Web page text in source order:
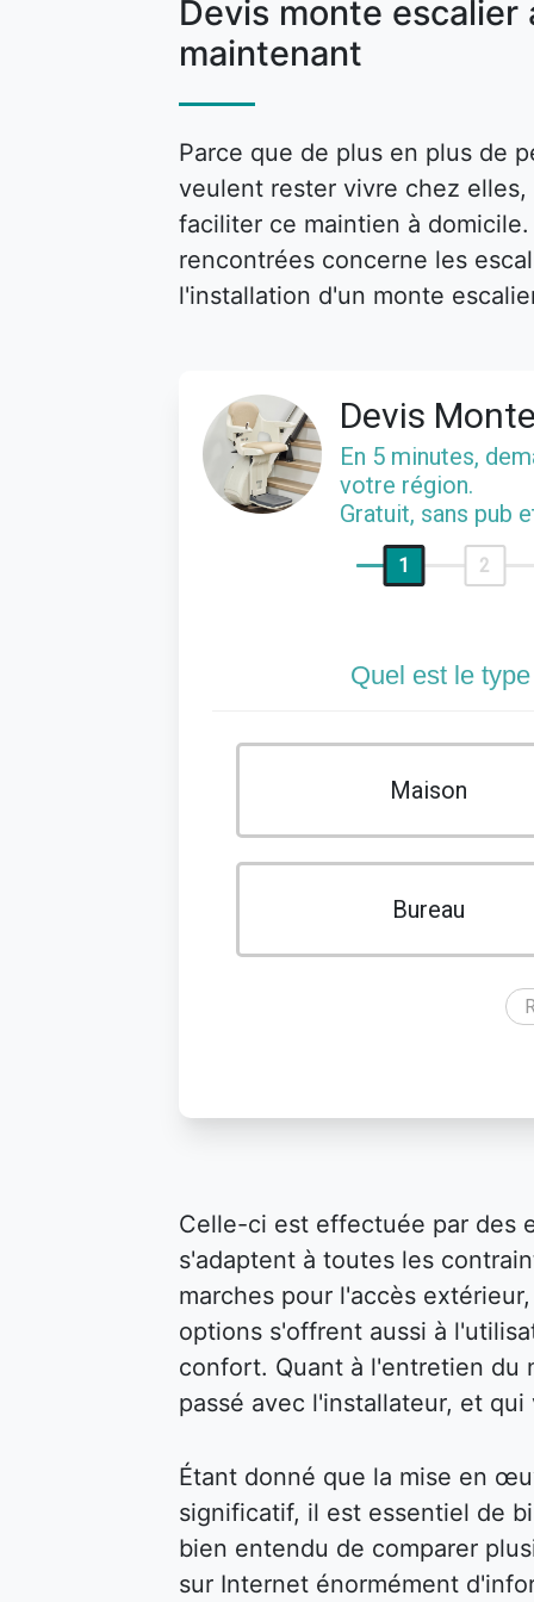
Devis monte
maintenant
Parce que de plus en plus de
veulent rester vivre chez
faciliter ce maintien à
rencontrées concerne les
l'installation d'un monte
Devis
En 5 minutes,
votre région.
Gratuit, sans pub
1 2
Quel est le
Maison
Bureau
Celle-ci est effectuée par des
s'adaptent à toutes les
marches pour l'accès
options s'offrent aussi à
confort. Quant à l'entretien du
passé avec l'installateur, et
Étant donné que la mise en
significatif, il est essentiel de
bien entendu de comparer
sur Internet énormément